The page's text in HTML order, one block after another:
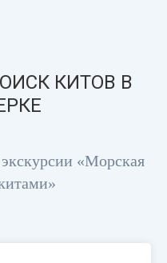
КИТОВ В
«Морская